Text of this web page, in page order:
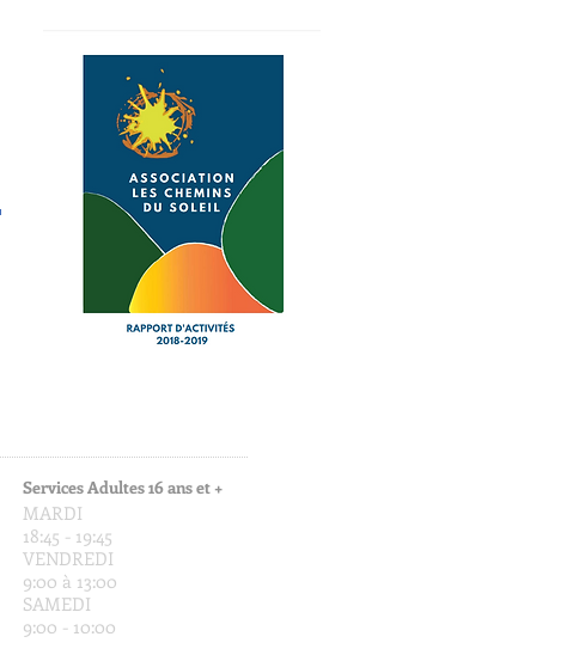
Services Adultes 16 ans et +
MARDI
18:45 - 19:45
VENDREDI
9:00 à 13:00
SAMEDI
9:00 - 10:00